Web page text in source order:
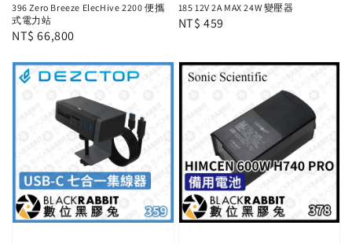
396 Zero Breeze ElecHive 2200 便攜
式電力站
Regular
NT$ 66,800
185 12V 2A MAX 24W 變壓器
Regular
NT$ 459